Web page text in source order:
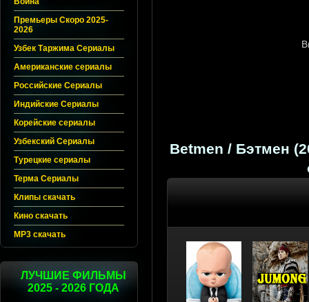
Премьеры Скоро 2025-
2026
Узбек Таржима Сериалы
Американские сериалы
Российские Сериалы
Индийские Сериалы
Корейские сериалы
Узбекский Сериалы
Турецкие сериалы
Терма Сериалы
Клипы скачать
Кино скачать
MP3 скачать
ЛУЧШИЕ ФИЛЬМЫ
2025 - 2026 ГОДА
Betmen / Бэтмен